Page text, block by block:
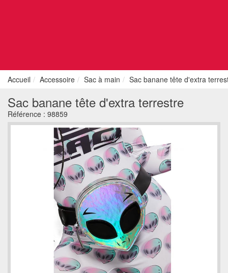
Accueil Accessoire Sac à main Sac banane tête d'extra
Sac banane tête d'extra terrestre
Référence : 98859